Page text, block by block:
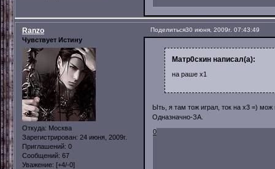
Поделиться30 июня, 2009г. 07:43:49
Ranzo
Чувствует Истину
Откуда: Москва
Зарегистрирован: 24 июня, 2009г.
Приглашений: 0
Сообщений: 67
Уважение: [+4/-0]
Матр0скин написал(а):
на раше х1
Ыть, я там тож играл, ток на х3 =)
Одназначно-ЗА.
0